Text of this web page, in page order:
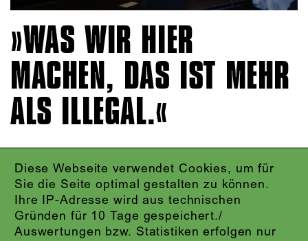
Diese Webseite verwendet Cookies, um für
Sie die Seite optimal gestalten zu können.
Ihre IP-Adresse wird aus technischen
Gründen für 10 Tage gespeichert./
Auswertungen bzw. Statistiken erfolgen nur
WAS WIR HIER
MACHEN, DAS IST MEHR
ALS ILLEGAL.
IMPRESSUM
DATENSCHUTZ
AGB
KONTAKT